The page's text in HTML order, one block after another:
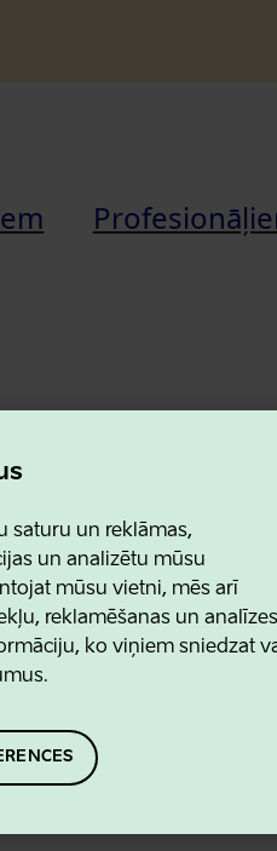
saturu un reklāmas,
un analizētu mūsu
mūsu vietni, mēs arī
reklamēšanas un analīzes
ko viņiem sniedzat
AgencyKontakti